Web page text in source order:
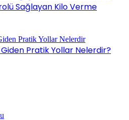
Sağlayan Kilo Verme
Pratik Yollar Nelerdir?